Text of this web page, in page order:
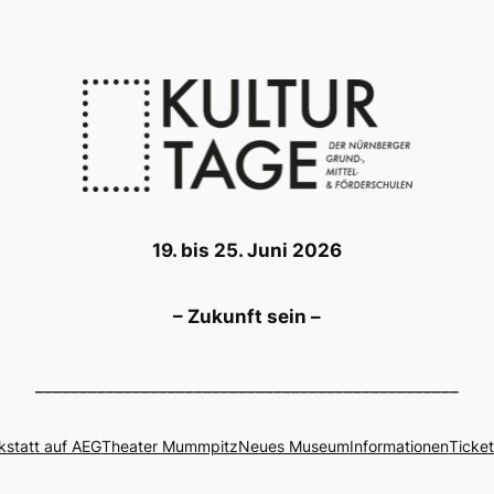
19. bis 25. Juni 2026
– Zukunft sein –
auf AEGTheater MummpitzNeues MuseumInformationen